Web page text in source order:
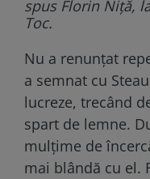
spus Florin Niță,
Toc.
Nu a renunțat
a semnat cu
lucreze, trecând
spart de lemne.
mulțime de
mai blândă cu el.